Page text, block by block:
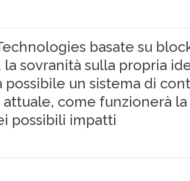
basate su
sovranità sulla propria
possibile un sistema di
attuale, come funzionerà
possibili impatti